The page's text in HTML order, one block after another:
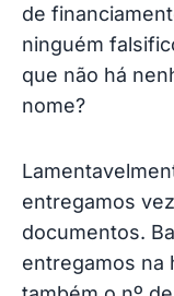
de
ninguém
que não há
nome?
entregamos
documentos.
entregamos na